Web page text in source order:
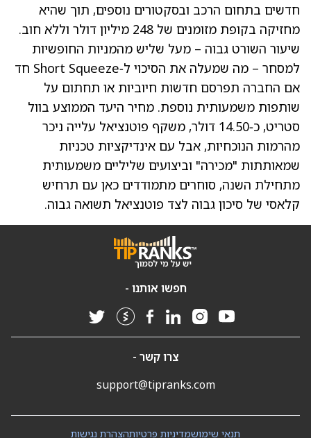
חדשים בתחום הרכב ובסקטורים נוספים, תוך שהיא
מחזיקה בקופת מזומנים של 248 מיליון דולר וללא חוב.
שיעור השורט גבוה – מעל שליש מהמניות החופשיות
למסחר – מה שמעלה את הסיכוי ל‑Short Squeeze חד
אם החברה תפרסם חדשות חיוביות או תחתום על
שותפות משמעותית נוספת. מחיר היעד הממוצע בוול
סטריט, כ‑14.50 דולר, משקף פוטנציאל עלייה ניכר
מהרמות הנוכחיות, אבל עם אינדיקציות טכניות
שמאותתות "מכירה" וביצועים שליליים משמעותית
מתחילת השנה, סוחרים מתמודדים כאן עם תרחיש
קלאסי של סיכון גבוה לצד פוטנציאל תשואה גבוה.
חפשו אותנו -
צרו קשר -
support@tipranks.com
הצהרת נגישותמדיניות פרטיותתנאי שימוש